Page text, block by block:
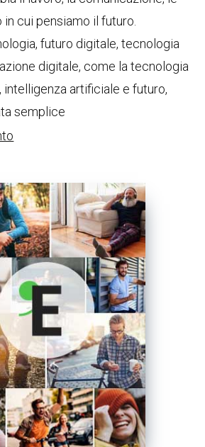
cui pensiamo il futuro.
futuro digitale, tecnologia
digitale, come la tecnologia
intelligenza artificiale e futuro,
semplice